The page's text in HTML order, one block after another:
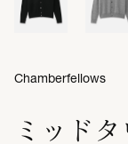
ミッド
Chamberfellows